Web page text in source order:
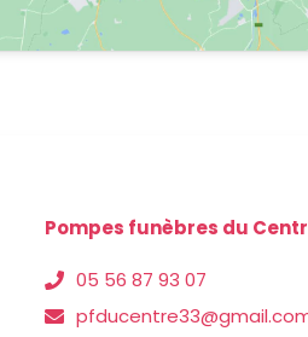
Pompes funèbres du
05 56 87 93 07